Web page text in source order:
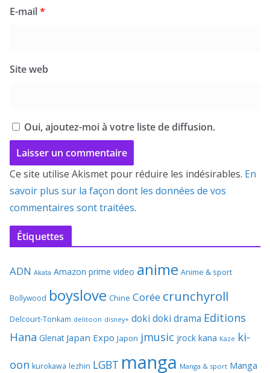
E-mail*
Site web
Oui, ajoutez-moi à votre liste de diffusion.
Ce site utilise Akismet pour réduire les indésirables. En
savoir plus sur la façon dont les données de vos
commentaires sont traitées.
Étiquettes
ADN Akata Amazon prime video anime Anime & sport
Bollywood boyslove Chine Corée crunchyroll
Delcourt-Tonkam delitoon disney+ doki doki drama Editions
Hana Glenat Japan Expo Japon jmusic jrock kana Kaze ki-
oon kurokawa lezhin LGBT manga Manga & sport Manga